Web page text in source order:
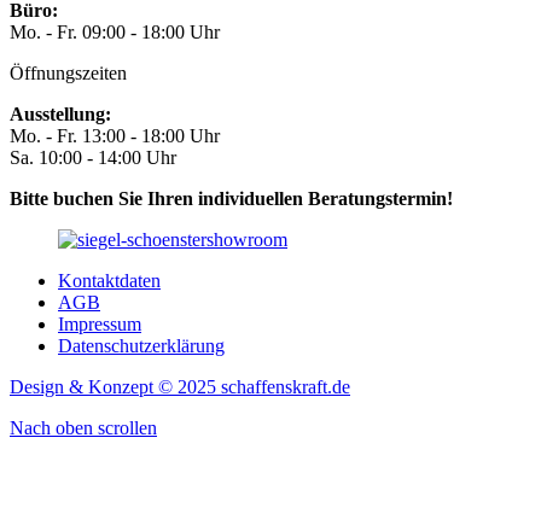
Büro:
Mo. - Fr. 09:00 - 18:00 Uhr
Öffnungszeiten
Ausstellung:
Mo. - Fr. 13:00 - 18:00 Uhr
Sa. 10:00 - 14:00 Uhr
Bitte buchen Sie Ihren individuellen Beratungstermin!
Kontaktdaten
AGB
Impressum
Datenschutzerklärung
Design & Konzept © 2025 schaffenskraft.de
Nach oben scrollen